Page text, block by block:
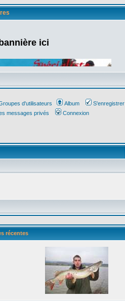
ici
d'utilisateurs Album
S'enregistrer
messages privés Connexion
récentes